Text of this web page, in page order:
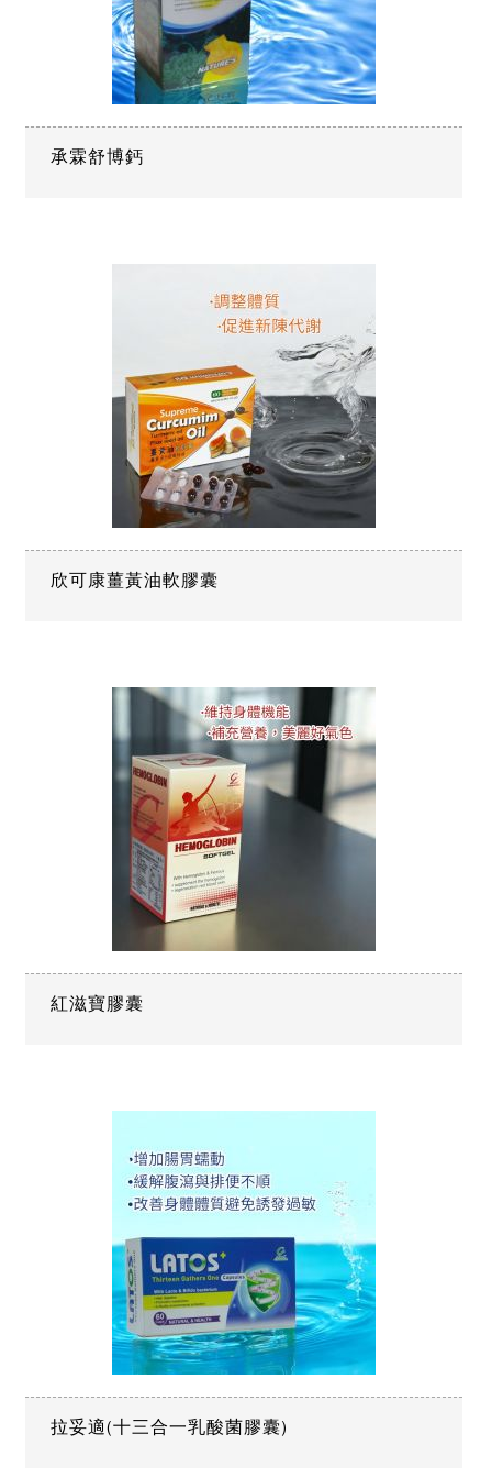
承霖舒博鈣
欣可康薑黃油軟膠囊
紅滋寶膠囊
拉妥適(十三合一乳酸菌膠囊)